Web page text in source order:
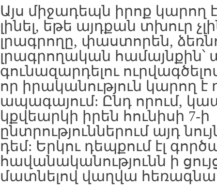
Այս միջադեպն իրոք կարող
լինել, եթե այդքան տխուր
լրագրողը, փաստորեն,
լրագրողական համայնքին՝
գունազարդելու
որ իրականություն կարող
ապագայում: Ընդ որում, կապ
կքվեարկի իրեն հունիսի 7-ի
ընտրություններում այդ
դեմ: Երկու դեպքում էլ
հավանականությունն ի ցույց
մատնելով վաղվա